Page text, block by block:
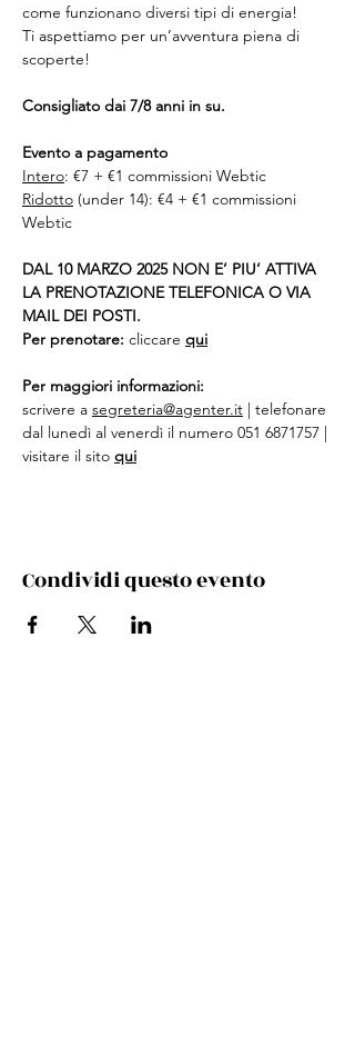
come funzionano diversi tipi di energia!
Ti aspettiamo per un’avventura piena di
scoperte!
Consigliato dai 7/8 anni in su.
Evento a pagamento
Intero: €7 + €1 commissioni Webtic
Ridotto (under 14): €4 + €1 commissioni
Webtic
DAL 10 MARZO 2025 NON E’ PIU’ ATTIVA
LA PRENOTAZIONE TELEFONICA O VIA
MAIL DEI POSTI.
Per prenotare: cliccare qui
Per maggiori informazioni:
scrivere a segreteria@agenter.it | telefonare
dal lunedì al venerdì il numero 051 6871757 |
visitare il sito qui
Condividi questo evento